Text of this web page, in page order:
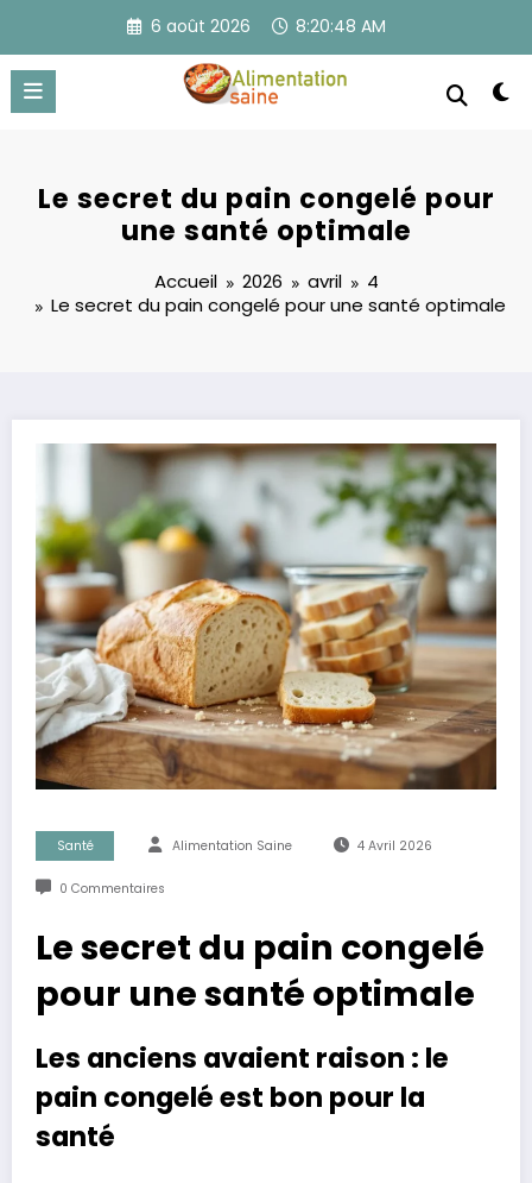
contenu
6 août 2026 8:20:49 AM
Le secret du pain congelé pour
une santé optimale
Accueil 2026 avril
4
Le secret du pain congelé pour une santé optimale
Santé Alimentation Saine 4 Avril 2026
0 Commentaires
Le secret du pain congelé
pour une santé optimale
Les anciens avaient raison : le
pain congelé est bon pour la
santé